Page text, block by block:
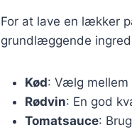
For at lave en lækker
grundlæggende
Kød: Vælg mellem
Rødvin: En god
Tomatsauce: